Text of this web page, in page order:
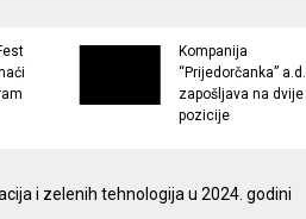
Kompanija
“Prijedorčanka” a.d.
zapošljava na dvije
pozicije